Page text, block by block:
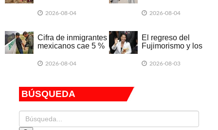
Latinoamérica
2026-08-04
nuevos trajes
2026-08-04
Cifra de inmigrantes
mexicanos cae 5 %
vez desde 1980
2026-08-04
El regreso del
Fujimorismo y los
2026-08-03
BÚSQUEDA